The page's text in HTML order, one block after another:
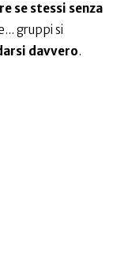
se stessi senza
gruppi si
davvero.